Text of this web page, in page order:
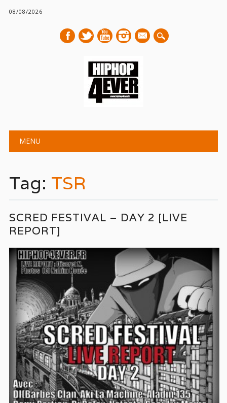
08/08/2026
mail
Main menu
MENU
Tag: TSR
SCRED FESTIVAL – DAY 2 [LIVE
REPORT]